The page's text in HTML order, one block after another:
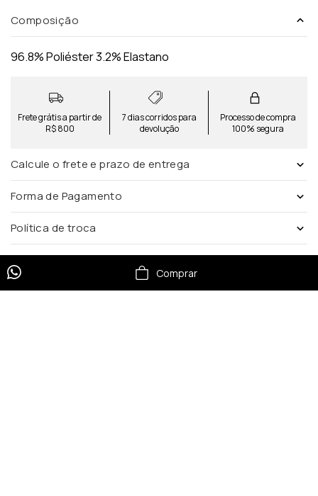
Composição
96.8% Poliéster 3.2% Elastano
Frete grátis a partir de
R$ 800
7 dias corridos para
devolução
Processo de compra
100% segura
Calcule o frete e prazo de entrega
Forma de Pagamento
Política de troca
Comprar